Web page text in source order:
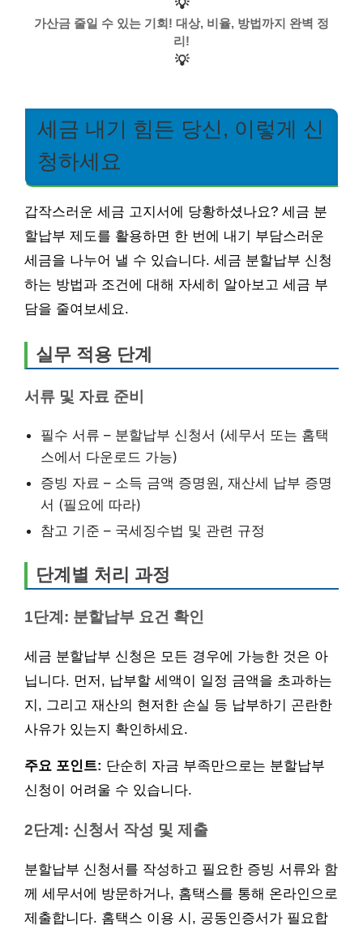
💡
가산금 줄일 수 있는 기회! 대상, 비율, 방법까지 완벽 정
리!
💡
세금 내기 힘든 당신, 이렇게 신
청하세요
갑작스러운 세금 고지서에 당황하셨나요? 세금 분
할납부 제도를 활용하면 한 번에 내기 부담스러운
세금을 나누어 낼 수 있습니다. 세금 분할납부 신청
하는 방법과 조건에 대해 자세히 알아보고 세금 부
담을 줄여보세요.
실무 적용 단계
서류 및 자료 준비
필수 서류 – 분할납부 신청서 (세무서 또는 홈택
스에서 다운로드 가능)
증빙 자료 – 소득 금액 증명원, 재산세 납부 증명
서 (필요에 따라)
참고 기준 – 국세징수법 및 관련 규정
단계별 처리 과정
1단계: 분할납부 요건 확인
세금 분할납부 신청은 모든 경우에 가능한 것은 아
닙니다. 먼저, 납부할 세액이 일정 금액을 초과하는
지, 그리고 재산의 현저한 손실 등 납부하기 곤란한
사유가 있는지 확인하세요.
주요 포인트: 단순히 자금 부족만으로는 분할납부
신청이 어려울 수 있습니다.
2단계: 신청서 작성 및 제출
분할납부 신청서를 작성하고 필요한 증빙 서류와 함
께 세무서에 방문하거나, 홈택스를 통해 온라인으로
제출합니다. 홈택스 이용 시, 공동인증서가 필요합